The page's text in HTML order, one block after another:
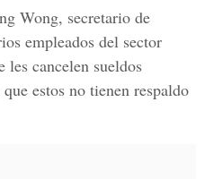
Wong, secretario de
empleados del sector
les cancelen sueldos
estos no tienen respaldo